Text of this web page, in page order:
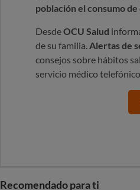
población el consumo
DesdeOCU Salud
de su familia. Alertas de
consejos sobre hábitos
servicio médico
Recomendado para ti